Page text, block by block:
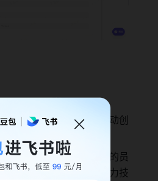
户与机器人对话时，将自动创
与机器人对话的机器人的员
型字段），由于开放能力技